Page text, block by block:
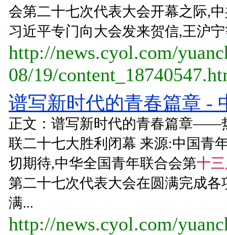
会第二十七次代表大会开幕之际,
习近平专门向大会发来贺信,王沪
http://news.cyol.com/
08/19/
谱写新时代的青春篇章 -
正文：谱写新时代的青春篇章——
联二十七大胜利闭幕 来源:中国青
切期待,中华全国青年联合会第十
第二十七次代表大会在圆满完成
满...
http://news.cyol.com/